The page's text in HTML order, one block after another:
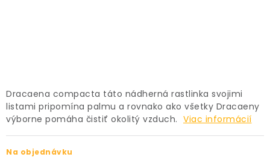
ZNAČKY
Dracaena compacta táto nádherná rastlinka svojimi
listami pripomína palmu a rovnako ako všetky Dracaeny
výborne pomáha čistiť okolitý vzduch. Viac informácií
Na objednávku